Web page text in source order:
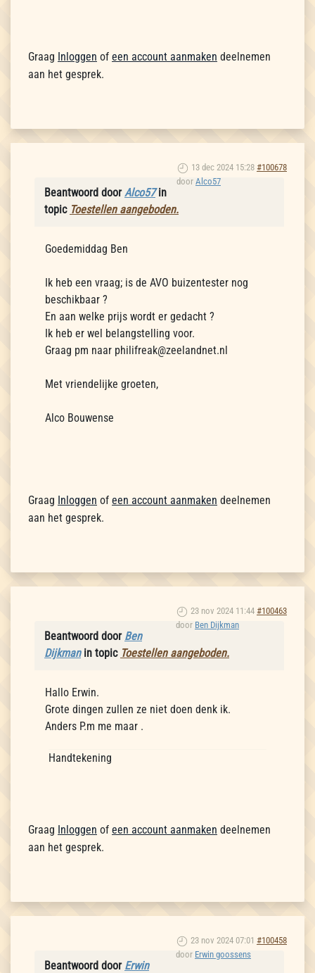
Graag Inloggen of een account aanmaken deelnemen
aan het gesprek.
13 dec 2024 15:28 #100678
door Alco57
Beantwoord doorAlco57in
topic Toestellen aangeboden.
Goedemiddag Ben
Ik heb een vraag; is de AVO buizentester nog
beschikbaar ?
En aan welke prijs wordt er gedacht ?
Ik heb er wel belangstelling voor.
Graag pm naar philifreak@zeelandnet.nl
Met vriendelijke groeten,
Alco Bouwense
Graag Inloggen of een account aanmaken deelnemen
aan het gesprek.
23 nov 2024 11:44 #100463
door Ben Dijkman
Beantwoord door Ben
Dijkmanin topic Toestellen aangeboden.
Hallo Erwin.
Grote dingen zullen ze niet doen denk ik.
Anders P.m me maar .
Handtekening
Graag Inloggen of een account aanmaken deelnemen
aan het gesprek.
23 nov 2024 07:01 #100458
door Erwin goossens
Beantwoord door Erwin